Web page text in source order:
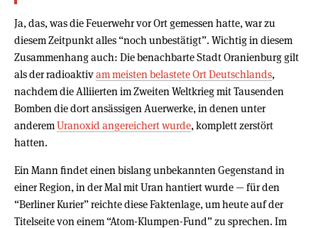
Ja, das, was die Feuerwehr vor Ort gemessen hatte, war zu
diesem Zeitpunkt alles “noch unbestätigt”. Wichtig in diesem
Zusammenhang auch: Die benachbarte Stadt Oranienburg gilt
als der radioaktivam meisten belastete Ort Deutschlands,
nachdem die Alliierten im Zweiten Weltkrieg mit Tausenden
Bomben die dort ansässigen Auerwerke, in denen unter
anderemUranoxid angereichert wurde, komplett zerstört
hatten.
Ein Mann findet einen bislang unbekannten Gegenstand in
einer Region, in der Mal mit Uran hantiert wurde — für den
“Berliner Kurier” reichte diese Faktenlage, um heute auf der
Titelseite von einem “Atom-Klumpen-Fund” zu sprechen. Im